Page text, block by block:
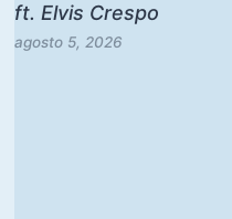
ft. Elvis Crespo
agosto 5, 2026